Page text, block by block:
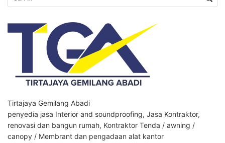
untuk:
Tirtajaya Gemilang Abadi
penyedia jasa Interior and soundproofing, Jasa Kontraktor,
renovasi dan bangun rumah, Kontraktor Tenda / awning /
canopy / Membrant dan pengadaan alat kantor